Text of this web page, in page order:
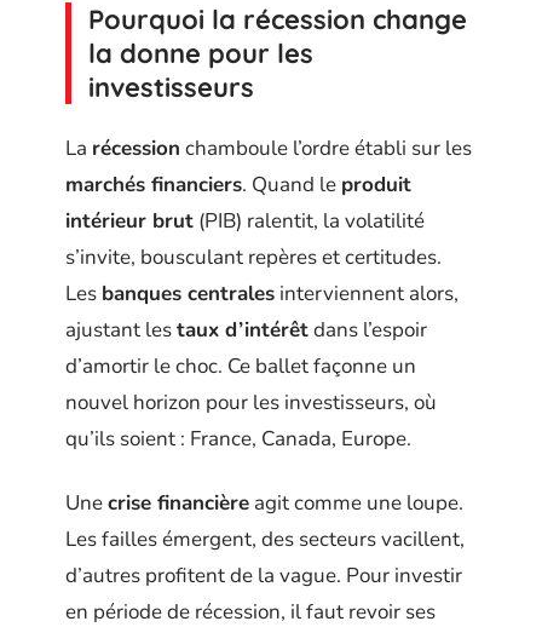
Pourquoi la récession change
la donne pour les
investisseurs
La récession chamboule l’ordre établi sur les
marchés financiers. Quand le produit
intérieur brut (PIB) ralentit, la volatilité
s’invite, bousculant repères et certitudes.
Les banques centrales interviennent alors,
ajustant lestaux d’intérêtdans l’espoir
d’amortir le choc. Ce ballet façonne un
nouvel horizon pour les investisseurs, où
qu’ils soient : France, Canada, Europe.
Unecrise financière agit comme une loupe.
Les failles émergent, des secteurs vacillent,
d’autres profitent de la vague. Pour investir
en période de récession, il faut revoir ses